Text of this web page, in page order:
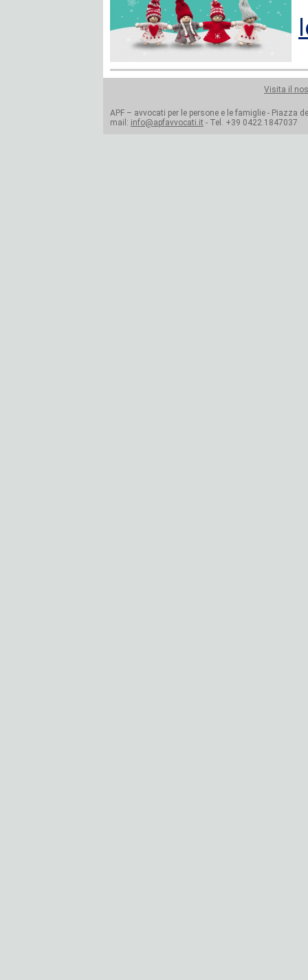
Visita il
APF – avvocati per le persone e le famiglie - Piazza
mail: info@apfavvocati.it - Tel. +39 0422.1847037